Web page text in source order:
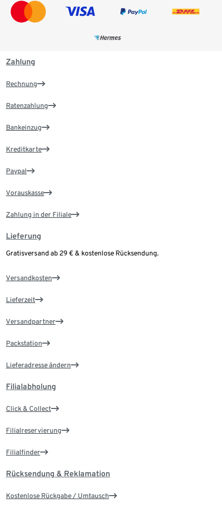
Zahlung
Rechnung
Ratenzahlung
Bankeinzug
Kreditkarte
Paypal
Vorauskasse
Zahlung in der Filiale
Lieferung
Gratisversand ab 29 € & kostenlose Rücksendung.
Versandkosten
Lieferzeit
Versandpartner
Packstation
Lieferadresse ändern
Filialabholung
Click & Collect
Filialreservierung
Filialfinder
Rücksendung & Reklamation
Kostenlose Rückgabe / Umtausch